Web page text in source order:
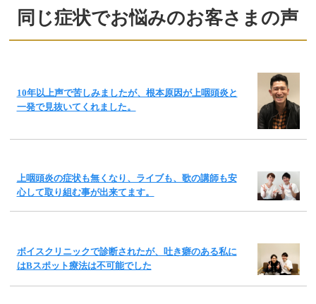
同じ症状でお悩みのお客さまの声
10年以上声で苦しみましたが、根本原因が上咽頭炎と
一発で見抜いてくれました。
上咽頭炎の症状も無くなり、ライブも、歌の講師も安
心して取り組む事が出来てます。
ボイスクリニックで診断されたが、吐き癖のある私に
はBスポット療法は不可能でした